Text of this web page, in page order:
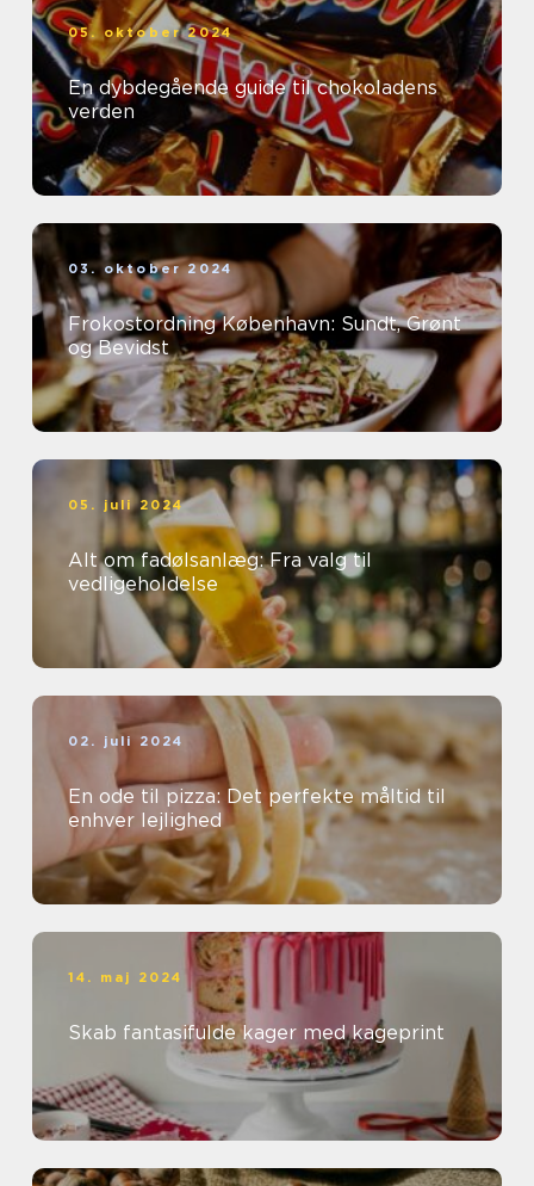
05. oktober 2024
En dybdegående guide til chokoladens
verden
03. oktober 2024
Frokostordning København: Sundt, Grønt
og Bevidst
05. juli 2024
Alt om fadølsanlæg: Fra valg til
vedligeholdelse
02. juli 2024
En ode til pizza: Det perfekte måltid til
enhver lejlighed
14. maj 2024
Skab fantasifulde kager med kageprint